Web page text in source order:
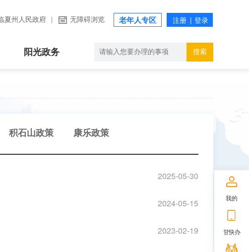
夏州人民政府 无障碍浏览 老年人专区
阳光政务 搜索
积石山政策 康乐政策
2025-05-30
2024-05-15
2023-02-19
我的
甘快办